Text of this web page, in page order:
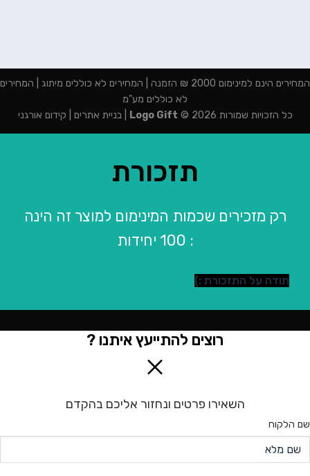
המחירים הינם למינימום 2000 ₪ הזמנה | המחירים לא כוללים מיתוג | המחירים
לא כוללים מע"מ
כל הזכויות שמורות 2026 ©
Logo Gift
|בניית אתרים קידום אורגני
תזכורת
רק מזכירים שכמות המינימום למוצר זה הינה
: 100 יחידות
תודה על התזכורת :)
רוצים להתייעץ איתנו ?
השאירו פרטים ונחזור אליכם בהקדם
שם הלקוח